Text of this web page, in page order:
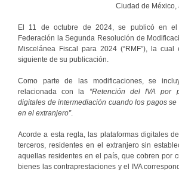
Ciudad de México,
El 11 de octubre de 2024, se publicó en
Federación la Segunda Resolución de
Miscelánea Fiscal para 2024 (“RMF”), la
siguiente de su publicación.
Como parte de las modificaciones, se
relacionada con la “Retención del IVA por
digitales de intermediación cuando los pagos
en el extranjero”.
Acorde a esta regla, las plataformas digitales
terceros, residentes en el extranjero sin
aquellas residentes en el país, que cobren por
bienes las contraprestaciones y el IVA